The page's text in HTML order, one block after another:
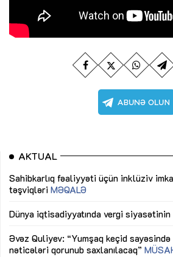
AKTUAL
Sahibkarlıq fəaliyyəti üçün inklüziv
təşviqləri MƏQALƏ
Dünya iqtisadiyyatında vergi
Əvəz Quliyev: “Yumşaq keçid sayəsində
nəticələri qorunub saxlanılacaq”